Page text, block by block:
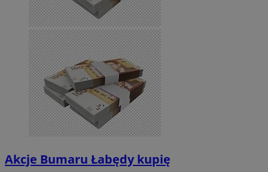
Akcje Bumaru Łabędy kupię